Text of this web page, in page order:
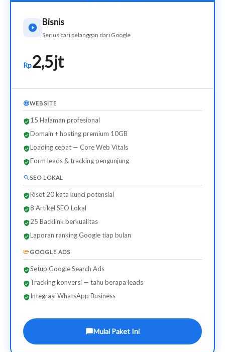
Bisnis
Serius cari pelanggan dari Google
Rp2,5jt
WEBSITE
15 Halaman profesional
Domain + hosting premium 10GB
Loading cepat — Core Web Vitals
Form leads & tracking pengunjung
SEO LOKAL
Riset 20 kata kunci potensial
8 Artikel SEO Lokal
25 Backlink berkualitas
Laporan ranking Google tiap bulan
GOOGLE ADS
Setup Google Search Ads
Tracking konversi — tahu berapa leads
Integrasi WhatsApp Business
Mulai Paket Ini